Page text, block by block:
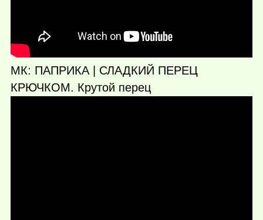
МК: ПАПРИКА | СЛАДКИЙ ПЕРЕЦ
КРЮЧКОМ. Крутой перец